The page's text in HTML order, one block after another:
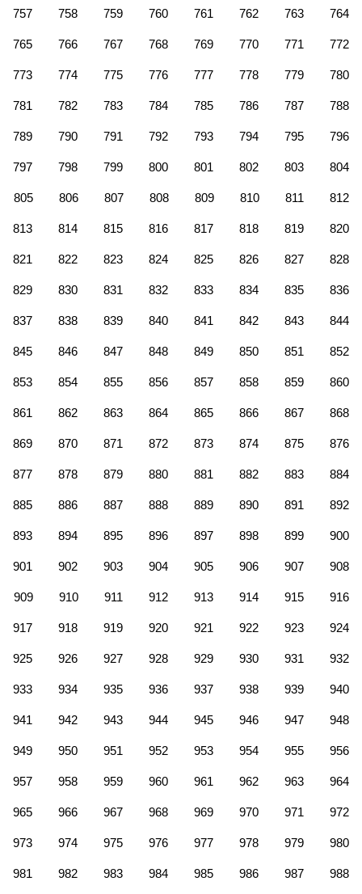
757 758 759 760 761 762 763 764
765 766 767 768 769 770 771 772
773 774 775 776 777 778 779 780
781 782 783 784 785 786 787 788
789 790 791 792 793 794 795 796
797 798 799 800 801 802 803 804
805 806 807 808 809 810 811 812
813 814 815 816 817 818 819 820
821 822 823 824 825 826 827 828
829 830 831 832 833 834 835 836
837 838 839 840 841 842 843 844
845 846 847 848 849 850 851 852
853 854 855 856 857 858 859 860
861 862 863 864 865 866 867 868
869 870 871 872 873 874 875 876
877 878 879 880 881 882 883 884
885 886 887 888 889 890 891 892
893 894 895 896 897 898 899 900
901 902 903 904 905 906 907 908
909 910 911 912 913 914 915 916
917 918 919 920 921 922 923 924
925 926 927 928 929 930 931 932
933 934 935 936 937 938 939 940
941 942 943 944 945 946 947 948
949 950 951 952 953 954 955 956
957 958 959 960 961 962 963 964
965 966 967 968 969 970 971 972
973 974 975 976 977 978 979 980
981 982 983 984 985 986 987 988